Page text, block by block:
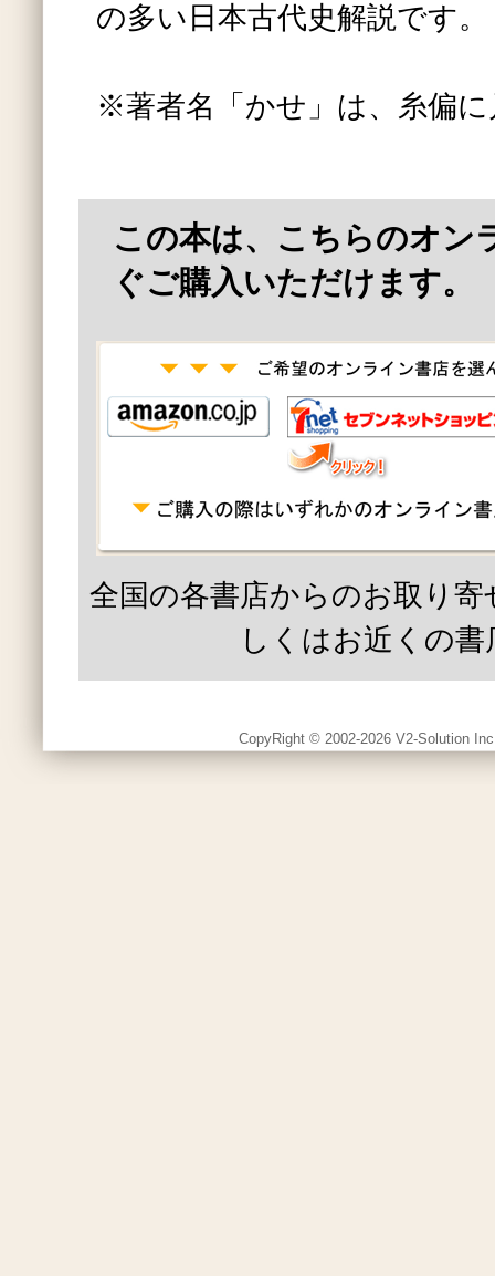
の多い日本古代史解説です。
※著者名「かせ」は、糸偏に
この本は、こちらのオン
ぐご購入いただけます。
全国の各書店からのお取り
しくはお近くの書
CopyRight © 2002-2026 V2-Solution